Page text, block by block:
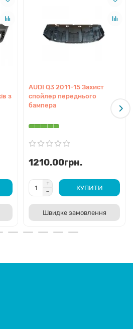
з
AUDI Q3 2011-15 Захист
спойлер переднього
бампера
1210.00грн.
КУПИТИ
Швидке замовлення